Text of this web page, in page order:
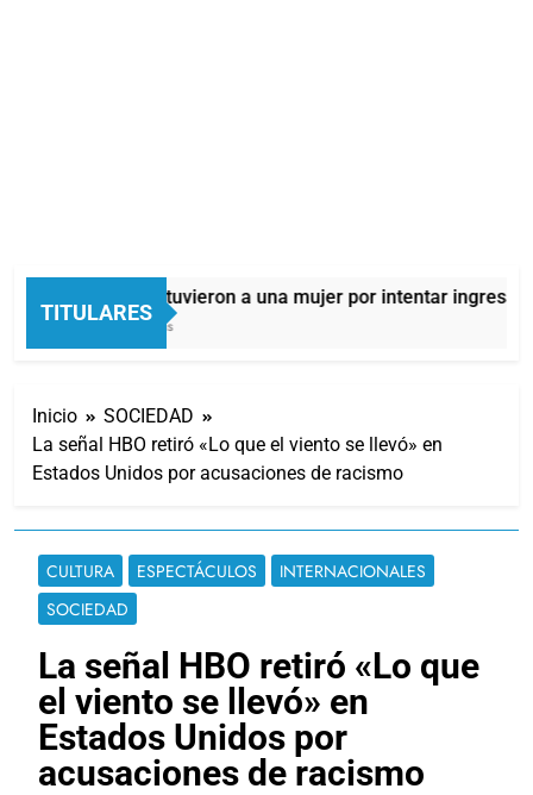
TITULARES
Quilmes: detuvieron a una mujer por intentar ingresar
54 Minutos Atrás
Inicio
SOCIEDAD
La señal HBO retiró «Lo que el viento se llevó» en
Estados Unidos por acusaciones de racismo
CULTURA ESPECTÁCULOS
INTERNACIONALES
SOCIEDAD
La señal HBO retiró «Lo que
el viento se llevó» en
Estados Unidos por
acusaciones de racismo